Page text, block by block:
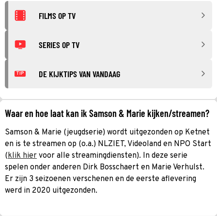
FILMS OP TV
SERIES OP TV
TIP DE KIJKTIPS VAN VANDAAG
Waar en hoe laat kan ik Samson & Marie kijken/streamen?
Samson & Marie (jeugdserie) wordt uitgezonden op Ketnet
en is te streamen op (o.a.) NLZIET, Videoland en NPO Start
(klik hier voor alle streamingdiensten). In deze serie
spelen onder anderen Dirk Bosschaert en Marie Verhulst.
Er zijn 3 seizoenen verschenen en de eerste aflevering
werd in 2020 uitgezonden.